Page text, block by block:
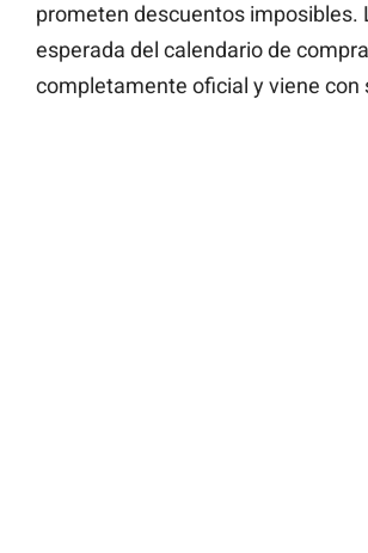
prometen descuentos imposibles.
esperada del calendario de
completamente oficial y viene con